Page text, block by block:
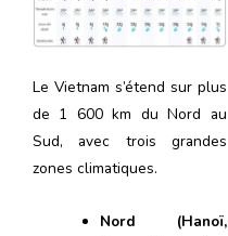
Le Vietnam s’étend sur plus
de 1 600 km du Nord au
Sud, avec trois grandes
zones climatiques.
Nord (Hanoï,